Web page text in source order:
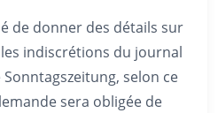
de donner des détails sur
indiscrétions du journal
selon ce
sera obligée de